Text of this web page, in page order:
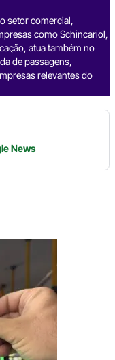
setor comercial,
como Schincariol,
atua também no
de passagens,
relevantes do
News